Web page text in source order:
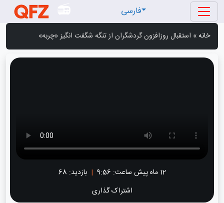
فارسی
خانه» استقبال روزافزون گردشگران از تنگه شگفت انگیز «چربه»
12 ماه پیش ساعت: 9:56
| بازدید: 68
اشتراک گذاری